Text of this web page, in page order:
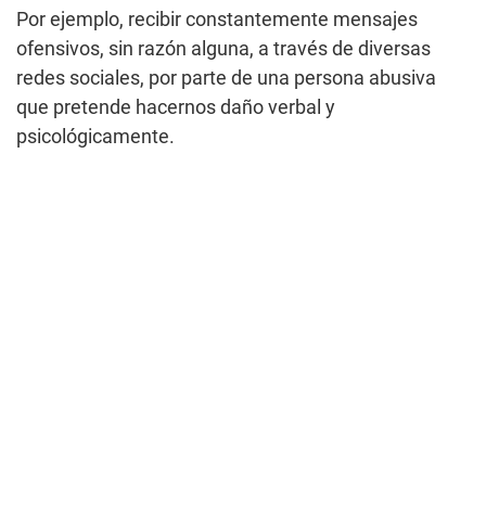
Por ejemplo, recibir constantemente mensajes
ofensivos, sin razón alguna, a través de diversas
redes sociales, por parte de una persona abusiva
que pretende hacernos daño verbal y
psicológicamente.